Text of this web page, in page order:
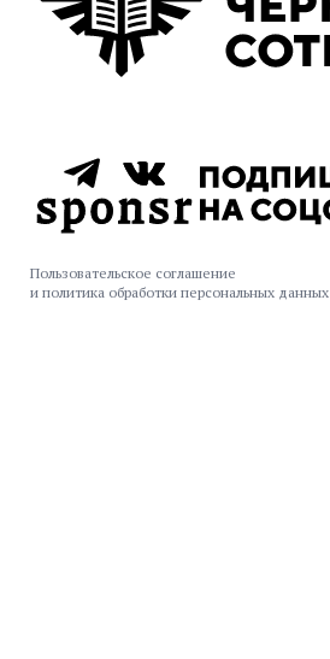
Пользовательское соглашение
и политика обработки персональных данных